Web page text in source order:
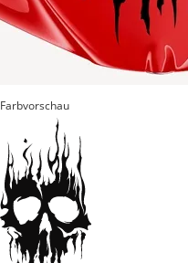
Farbvorschau